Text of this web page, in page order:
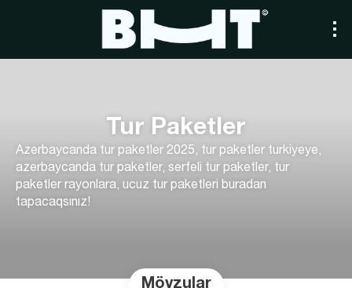
Tur Paketler
Azerbaycanda tur paketler 2025, tur paketler turkiyeye​,
azerbaycanda tur paketler​, serfeli tur paketler​, tur
paketler rayonlara​, ucuz tur paketleri buradan
tapacaqsınız!
Mövzular